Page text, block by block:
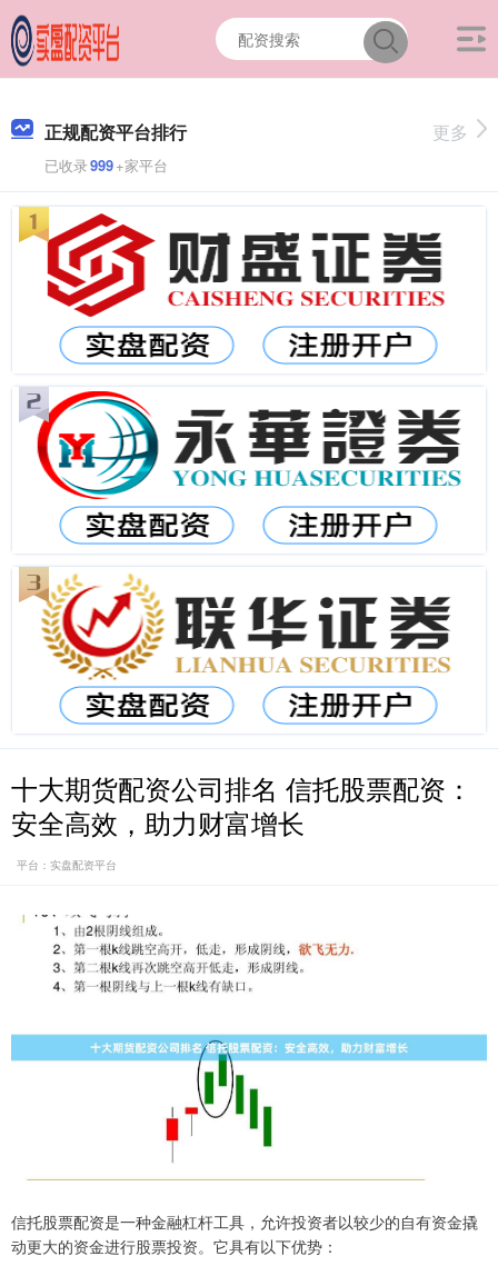
正规配资平台排行
已收录999+家平台
更多
十大期货配资公司排名 信托股票配资：
安全高效，助力财富增长
平台：实盘配资平台
信托股票配资是一种金融杠杆工具，允许投资者以较少的自有资金撬
动更大的资金进行股票投资。它具有以下优势：